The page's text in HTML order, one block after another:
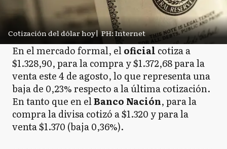
Cotización del dólar hoy| PH: Internet
En el mercado formal, eloficial cotiza a
$1.328,90, para la compra y $1.372,68 para la
venta este 4 de agosto, lo que representa una
baja de 0,23% respecto a la última cotización.
En tanto que en elBanco Nación, para la
compra la divisa cotizó a $1.320 y para la
venta $1.370 (baja 0,36%).